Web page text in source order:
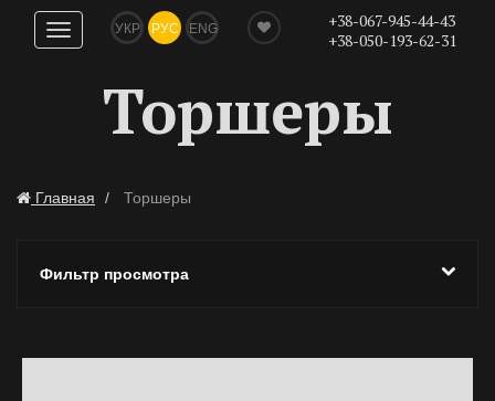
Показать
навигацию
УКР РУС ENG
+38-067-945-44-43
+38-050-193-62-31
Торшеры
Главная Торшеры
Фильтр просмотра